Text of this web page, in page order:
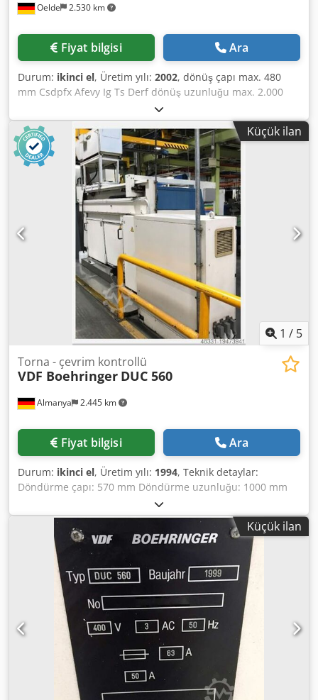
Oelde 2.530 km
Fiyat bilgisi Ara
Durum: ikinci el, Üretim yılı: 2002, dönüş çapı max. 480
mm Csdpfx Afevy Ig Ts Derf dönüş uzunluğu max. 2.000
mm Sinumerik 840 D Siemens kontrol sistemi Yatak
örtüsünün üzerindeki maksimum salınım çapı 520 mm Hız
aralığı - ana mil 7 - 2.800 dak/-1 vites aşamaları 2 Tahrik
gücü - ana mil 53 kW Maksimum tork 3.456 Nm mil burnu
11 DIN 55026 ayna çapı 315 mm mil deliği 103 mm
kullanılabilir çubuk çapı 82 mm x-seyahat 405 mm z-
seyahat 2.049 mm mil çapı 100 mm tüy vuruşu 100 mm
sıkma kuvveti 14 kN tüy tutucu 30 DIN 2079 hızlı geçiş 10
m/dak besleme hızı 0,1 - 10.000 mm/dak besleme kuvveti
15 kN Takım pozisyonlarının sayısı 12 poz. sürülen
istasyonlar 6 poz. mil çapı 50 mm tahrik gücü 5,4 kW
Maksimum hız 2.500 / 625 dak/-1 Maksimum tork 25 / 100
Nm Toplam güç gereksinimi yaklaşık 50 kW Makine ağırlığı
yaklaşık 14 t Alan gereksinimi yaklaşık 6,4 x 3,8 x 3,0 m CNC
torna tezgahı VDF BOEHRINGER - VDF 315 Cm / DL 2000 - 2x
çalışma tezgahı dahil
Küçük ilan
1 / 5
Almanya 2.445 km
Torna - çevrim kontrollü
VDF Boehringer DUC 560
Fiyat bilgisi Ara
Durum: ikinci el, Üretim yılı: 1994, Teknik detaylar:
Döndürme çapı: 570 mm Döndürme uzunluğu: 1000 mm
Yer ihtiyacı yaklaşık: 3,25 x 2,03 x 1,95 m VDI 30 ile 8 takım
için takım diski tareti. Tahrikli takımlar için değil Makine
kılavuzu, teknik dokümantasyon; Aksesuarlar: 3 çeneli
ayna, çeşitli takım tutucular Crjdpjwwluzjfx Af Dof Video
mevcut *
Küçük ilan